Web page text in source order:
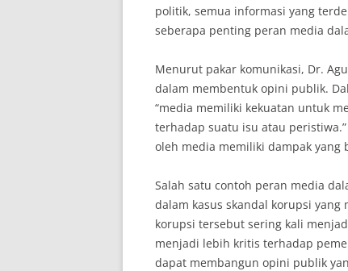
politik, semua informasi yang
seberapa penting peran media
Menurut pakar komunikasi, Dr.
dalam membentuk opini publik.
“media memiliki kekuatan untuk
terhadap suatu isu atau
oleh media memiliki dampak
Salah satu contoh peran media
dalam kasus skandal korupsi
korupsi tersebut sering kali
menjadi lebih kritis terhadap
dapat membangun opini publik